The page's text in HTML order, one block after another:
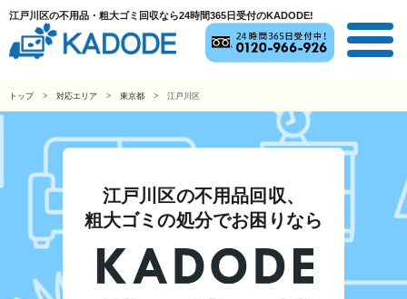
江戸川区の不用品・粗大ゴミ回収なら24時間365日受付のKADODE!
トップ 対応エリア 東京都 江戸川区
江戸川区の不用品回収、
粗大ゴミの処分でお困りなら